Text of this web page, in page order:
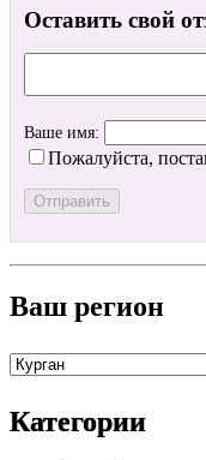
Оставить свой
Ваше имя:
Пожалуйста,
Ваш регион
Категории